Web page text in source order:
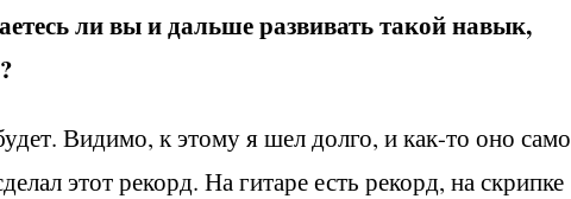
ли вы и дальше развивать такой навык,
Видимо, к этому я шел долго, и как-то оно само
этот рекорд. На гитаре есть рекорд, на скрипке